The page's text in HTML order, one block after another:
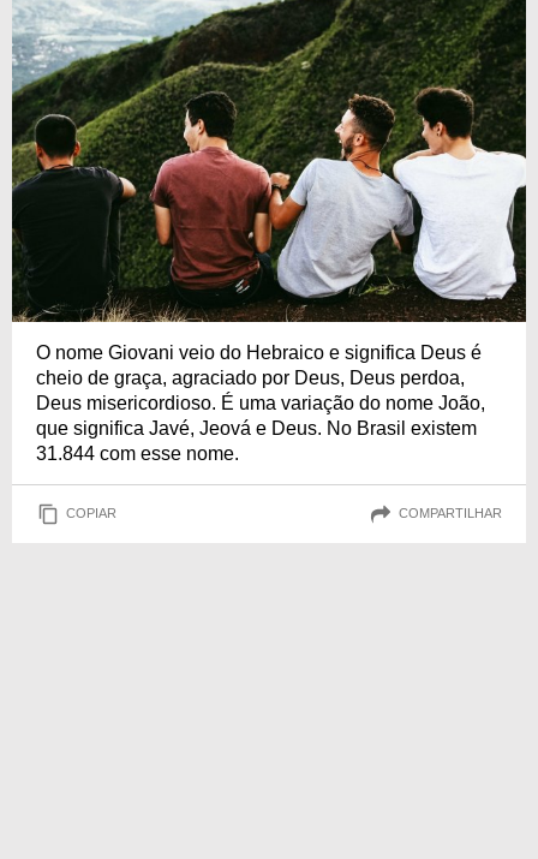
O nome Giovani veio do Hebraico e significa Deus é
cheio de graça, agraciado por Deus, Deus perdoa,
Deus misericordioso. É uma variação do nome João,
que significa Javé, Jeová e Deus. No Brasil existem
31.844 com esse nome.
COPIAR COMPARTILHAR